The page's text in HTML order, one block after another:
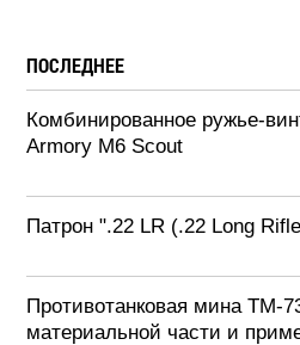
ПОСЛЕДНЕЕ
Комбинированное ружье-
Armory M6 Scout
Патрон ".22 LR (.22 Long
Противотанковая мина ТМ-
материальной части и